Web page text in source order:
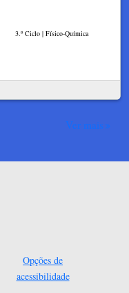
3.º Ciclo | Físico-Química
Ver mais
Opções de
acessibilidade